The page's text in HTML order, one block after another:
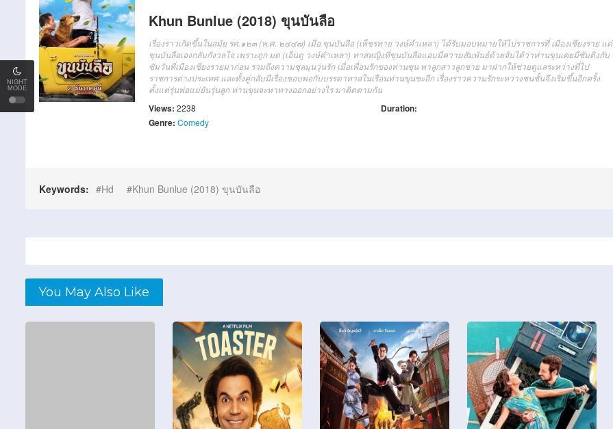
NIGHT
MODE
Khun Bunlue (2018) ขุนบันลือ
เรื่องราวเกิดขึ้นในสมัย รศ.๑๒๓ (พ.ศ. ๒๔๔๗) เมื่อ ขุนบันลือ (เพ็ชรทาย วงษ์คำเหลา) ได้รับมอบหมายให้ไปราชการที่ เมืองเชียงราย แต่
ขุนบันลือเองกลับกังวลใจ เพราะถูก มด (เอ็นดู วงษ์คำเหลา) ทาสหญิงที่ขุนบันลือแอบมีความสัมพันธ์ด้วยจับได้ว่าท่านขุนเคยมีซัมติงกับ
ซัมวันที่เมืองเชียงรายมาก่อน รวมถึงความชุลมุนวุ่นรัก เมื่อเพื่อนรักของท่านขุน พาลูกสาวลูกชาย มาฝากให้ช่วยดูแลระหว่างที่ไป
ราชการต่างประเทศ และทั้งคู่กลับมีเรื่องชอบพอกับบรรดาทาสในเรือนท่านขุนซะอีก เรื่องราวความรักระหว่างชนชั้นจึงเริ่มขึ้นอีกครั้ง
ตั้งแต่รุ่นพ่อแม่ยันรุ่นลูก ท่านขุนจะหาทางออกอย่างไร มาติดตามกัน
Views: 2238
Genre: Comedy
Duration:
Keywords: Hd Khun Bunlue (2018) ขุนบันลือ
You May Also Like